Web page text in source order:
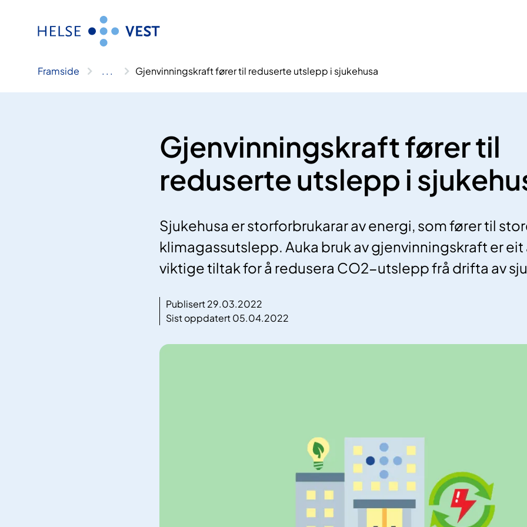
Framside .. . Gjenvinningskraft fører til reduserte utslepp i sjukehusa
Gjenvinningskraft fører til
reduserte utslepp i
Sjukehusa er storforbrukarar av energi, som fører til
klimagassutslepp. Auka bruk av gjenvinningskraft er eit
viktige tiltak for å redusera CO2-utslepp frå drifta av
Publisert 29.03.2022
Sist oppdatert 05.04.2022